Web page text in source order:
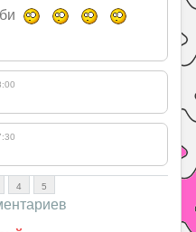
4 5